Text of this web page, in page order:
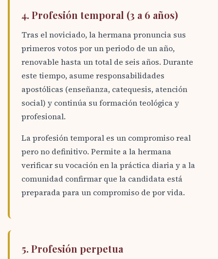
4. Profesión temporal (3 a 6 años)
Tras el noviciado, la hermana pronuncia sus
primeros votos por un periodo de un año,
renovable hasta un total de seis años. Durante
este tiempo, asume responsabilidades
apostólicas (enseñanza, catequesis, atención
social) y continúa su formación teológica y
profesional.
La profesión temporal es un compromiso real
pero no definitivo. Permite a la hermana
verificar su vocación en la práctica diaria y a la
comunidad confirmar que la candidata está
preparada para un compromiso de por vida.
5. Profesión perpetua